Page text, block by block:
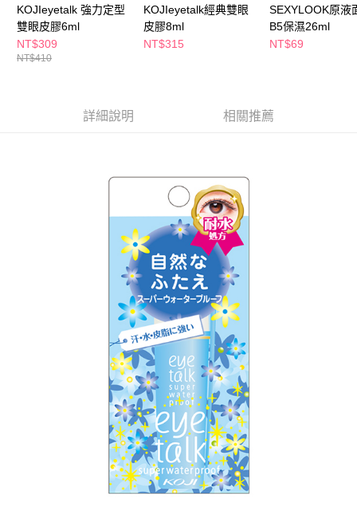
【注意事項】
１．透過由恩沛科技股份有限公司提供之「AFTEE先享後付」服務完成之交
易，需依本服務之必要範圍內提供個人資料，並將交易相關給付款項請求債
權轉讓予恩沛科技股份有限公司。
２．關於個人資料處理事宜，請瀏覽以下網址：
「AFTEE先享後付」，若未經同意申辦者引起之損失，本公司不負相關責
５．嚴禁一人註冊多個帳號或使用他人資訊註冊。若發現惡意使用之情形，
恩沛科技股份有限公司將有權停止該用戶之使用額度並採取法律行動。
每筆NT$65，滿NT$490(含以上)免運費
付款後7-11取貨
每筆NT$100，滿NT$790(含以上)免運費
每筆NT$80，滿NT$290(含以上)免運費
KOJIeyetalk 強力定型
雙眼皮膠6ml
NT$309
NT$410
KOJIeyetalk經典雙眼
皮膠8ml
NT$315
SEXYLOOK原液
B5保濕26ml
NT$69
詳細說明 相關推薦